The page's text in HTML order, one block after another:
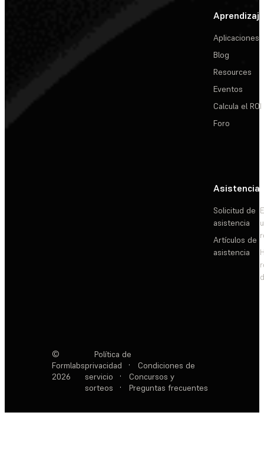
Aprendizaje
Aplicaciones
Blog
Resources
Eventos
Calcula el ROI
Foro
Asistencia
Solicitud de
asistencia
Artículos de
asistencia
©
Formlabs
2026
Política de
privacidad
·
Condiciones de
servicio
·
Concursos y
sorteos
· Preguntas frecuentes